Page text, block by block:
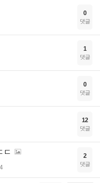
0
댓글
1
댓글
0
댓글
12
댓글
ㄷ 2
댓글